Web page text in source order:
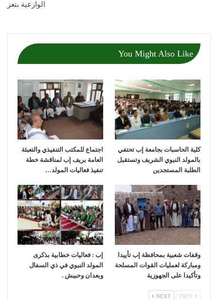
الوازعية بتعز
You Might Also Like
كلية الحاسبات بجامعة إب تحتفي
بالمولد النبوي الشريف وتستقبل
الطلبة المستجدين
اجتماع للمكتب التنفيذي والتعبئة
العامة بريف إب لمناقشة خطة
تنفيذ فعاليات المولد…
وقفات شعبية بمحافظة إب تأييدا
ومباركة لعمليات القوات المسلحة
وتأكيدا على الجهوزية
إب : فعاليات خطابية بذكرى
المولد النبوي في ذي السفال
وبعدان وحبيش .
NEXT